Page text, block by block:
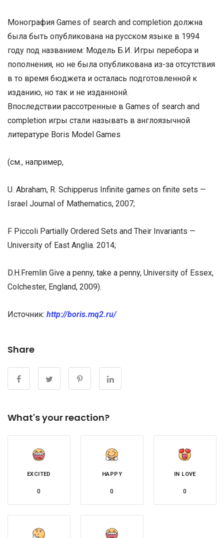
Монография Games of search and completion должна
была быть опубликована на русском языке в 1994
году под названием: Модель Б.И. Игры перебора и
пополнения, но не была опубликована из-за отсутствия
в то время бюджета и осталась подготовленной к
изданию, но так и не изданнонй.
Впоследствии рассотренные в Games of search and
completion игры стали называть в англоязычной
литературе Boris Model Games
(см., например,
U. Abraham, R. Schipperus Infinite games on finite sets —
Israel Journal of Mathematics, 2007;
F Piccoli Partially Ordered Sets and Their Invariants —
University of East Anglia. 2014;
D.H.Fremlin Give a penny, take a penny, University of Essex,
Colchester, England, 2009).
Источник: http://boris.mq2.ru/
Share
What's your reaction?
EXCITED
0
HAPPY
0
IN LOVE
0